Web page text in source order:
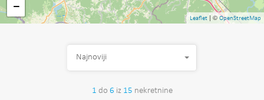
−
Leaflet | ©OpenStreetMap
1 do 6 iz 15 nekretnine
Najnoviji